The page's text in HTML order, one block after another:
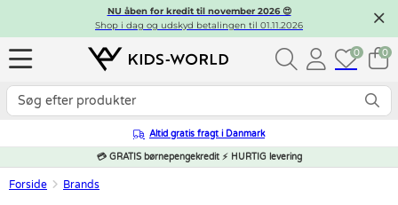
NU åben for kredit til november 2026 😍
Shop i dag og udskyd betalingen til 01.11.2026
0 0
Altid gratis fragt i Danmark
💳 GRATIS børnepengekredit ⚡ HURTIG levering
Forside Brands